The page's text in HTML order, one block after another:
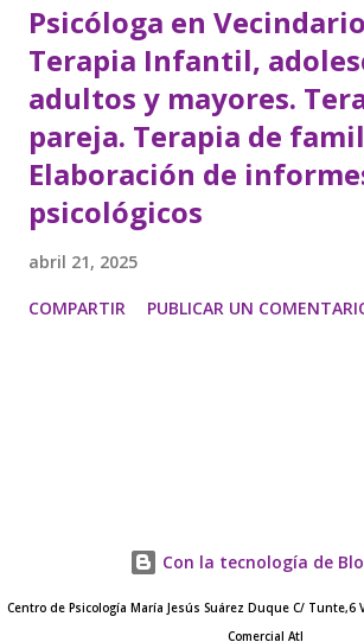
Psicóloga en
Terapia Infantil,
adultos y mayores.
pareja. Terapia de
Elaboración de
psicológicos
abril 21, 2025
COMPARTIR PUBLICAR UN
Con la tecnología de
Centro de Psicología María Jesús Suárez Duque C/ Tunte,6
Comercial Atl